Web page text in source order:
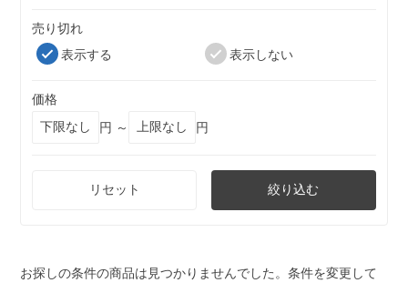
売り切れ
表示する
表示しない
価格
円 ～
円
リセット 絞り込む
お探しの条件の商品は見つかりませんでした。条件を変更して